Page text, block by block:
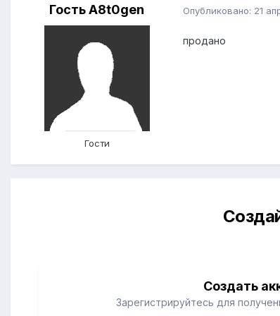
Гость A8t0gen
Гости
Опубликовано: 21
продано
Создать
Зарегистрируйтесь для